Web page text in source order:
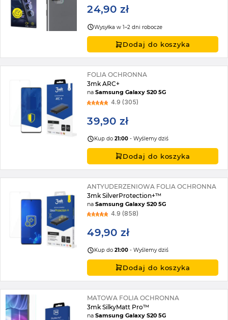
24,90 zł
Wysyłka w 1–2 dni robocze
Dodaj do koszyka
FOLIA OCHRONNA
3mk ARC+
naSamsung Galaxy S20 5G
4.9 (305)
39,90 zł
Kup do21:00 - Wyślemy dziś
Dodaj do koszyka
ANTYUDERZENIOWA FOLIA OCHRONNA
3mk SilverProtection+™
naSamsung Galaxy S20 5G
4.9 (858)
49,90 zł
Kup do21:00 - Wyślemy dziś
Dodaj do koszyka
MATOWA FOLIA OCHRONNA
3mk SilkyMatt Pro™
naSamsung Galaxy S20 5G